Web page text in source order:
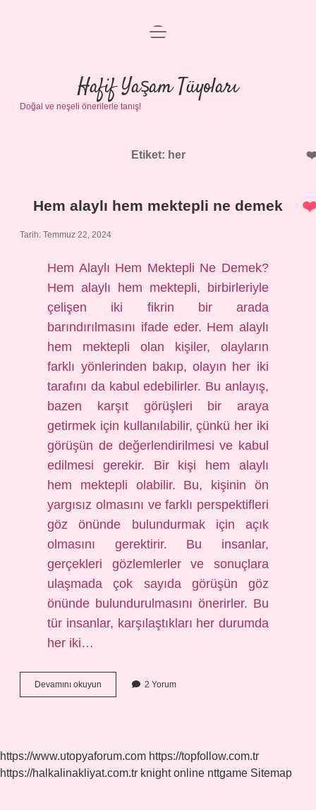
Anasayfa
Gizlilik Politikası
Yasal Uyarı
menüyü
Hafif Yaşam Tüyoları
Doğal ve neşeli önerilerle tanış!
Etiket: her
Hem alaylı hem mektepli ne demek
Tarih: Temmuz 22, 2024
Hem Alaylı Hem Mektepli Ne Demek?
Hem alaylı hem mektepli, birbirleriyle
çelişen iki fikrin bir arada
barındırılmasını ifade eder. Hem alaylı
hem mektepli olan kişiler, olayların
farklı yönlerinden bakıp, olayın her iki
tarafını da kabul edebilirler. Bu anlayış,
bazen karşıt görüşleri bir araya
getirmek için kullanılabilir, çünkü her iki
görüşün de değerlendirilmesi ve kabul
edilmesi gerekir. Bir kişi hem alaylı
hem mektepli olabilir. Bu, kişinin ön
yargısız olmasını ve farklı perspektifleri
göz önünde bulundurmak için açık
olmasını gerektirir. Bu insanlar,
gerçekleri gözlemlerler ve sonuçlara
ulaşmada çok sayıda görüşün göz
önünde bulundurulmasını önerirler. Bu
tür insanlar, karşılaştıkları her durumda
her iki…
Devamını okuyun
alaylı
2 Yorum
https://www.utopyaforum.com https://topfollow.com.tr
https://halkalinakliyat.com.tr knight online nttgame Sitemap